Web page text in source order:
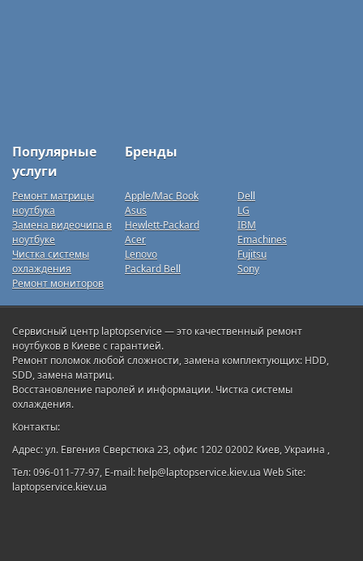
Популярные
услуги
Бренды
Ремонт матрицы
ноутбука
Замена видеочипа в
ноутбуке
Чистка системы
охлаждения
Ремонт мониторов
Apple/Mac Book
Asus
Hewlett-Packard
Acer
Lenovo
Packard Bell
Dell
LG
IBM
Emachines
Fujitsu
Sony
Сервисный центр laptopservice — это качественный ремонт
ноутбуков в Киеве с гарантией.
Ремонт поломок любой сложности, замена комплектующих: HDD,
SDD, замена матриц.
Восстановление паролей и информации. Чистка системы
охлаждения.
Контакты:
Адрес: ул. Евгения Сверстюка 23, офис 1202 02002 Киев, Украина ,
Тел: 096-011-77-97, E-mail: help@laptopservice.kiev.ua Web Site:
laptopservice.kiev.ua